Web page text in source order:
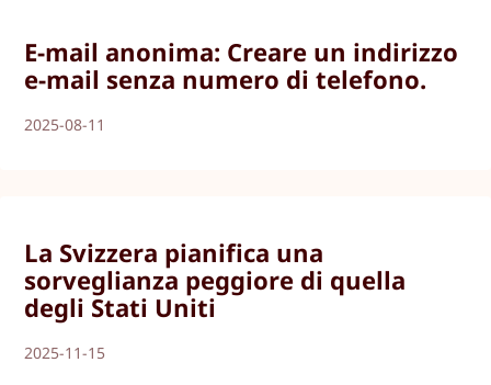
E-mail anonima: Creare un indirizzo
e-mail senza numero di telefono.
2025-08-11
La Svizzera pianifica una
sorveglianza peggiore di quella
degli Stati Uniti
2025-11-15